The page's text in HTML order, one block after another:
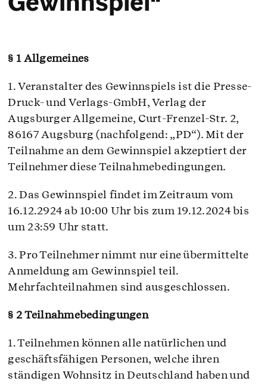
Service & Hilfe
Mein Konto
Suche
§ 1 Allgemeines
1. Veranstalter des Gewinnspiels ist die Presse-
Druck- und Verlags-GmbH, Verlag der
Augsburger Allgemeine, Curt-Frenzel-Str. 2,
86167 Augsburg (nachfolgend: „PD“). Mit der
Teilnahme an dem Gewinnspiel akzeptiert der
Teilnehmer diese Teilnahmebedingungen.
2. Das Gewinnspiel findet im Zeitraum vom
16.12.2924 ab 10:00 Uhr bis zum 19.12.2024 bis
um 23:59 Uhr statt.
3. Pro Teilnehmer nimmt nur eine übermittelte
Anmeldung am Gewinnspiel teil.
Mehrfachteilnahmen sind ausgeschlossen.
§ 2 Teilnahmebedingungen
1. Teilnehmen können alle natürlichen und
geschäftsfähigen Personen, welche ihren
ständigen Wohnsitz in Deutschland haben und